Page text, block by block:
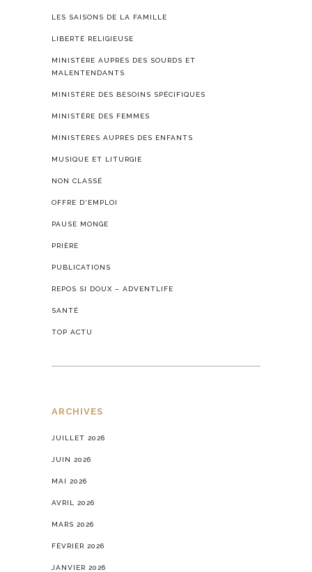
LES SAISONS DE LA FAMILLE
LIBERTÉ RELIGIEUSE
MINISTÈRE AUPRÈS DES SOURDS ET
MALENTENDANTS
MINISTÈRE DES BESOINS SPÉCIFIQUES
MINISTÈRE DES FEMMES
MINISTÈRES AUPRÈS DES ENFANTS
MUSIQUE ET LITURGIE
NON CLASSÉ
OFFRE D'EMPLOI
PAUSE MONGE
PRIÈRE
PUBLICATIONS
REPOS SI DOUX – ADVENTLIFE
SANTÉ
TOP ACTU
ARCHIVES
JUILLET 2026
JUIN 2026
MAI 2026
AVRIL 2026
MARS 2026
FÉVRIER 2026
JANVIER 2026